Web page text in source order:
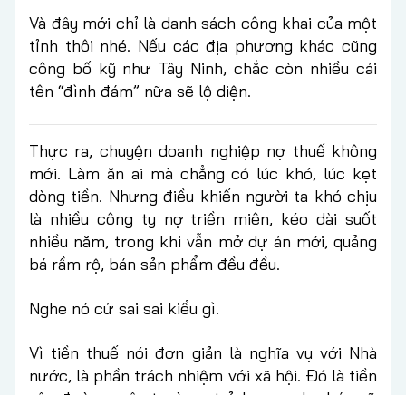
Và đây mới chỉ là danh sách công khai của một
tỉnh thôi nhé. Nếu các địa phương khác cũng
công bố kỹ như Tây Ninh, chắc còn nhiều cái
tên “đình đám” nữa sẽ lộ diện.
Thực ra, chuyện doanh nghiệp nợ thuế không
mới. Làm ăn ai mà chẳng có lúc khó, lúc kẹt
dòng tiền. Nhưng điều khiến người ta khó chịu
là nhiều công ty nợ triền miên, kéo dài suốt
nhiều năm, trong khi vẫn mở dự án mới, quảng
bá rầm rộ, bán sản phẩm đều đều.
Nghe nó cứ sai sai kiểu gì.
Vì tiền thuế nói đơn giản là nghĩa vụ với Nhà
nước, là phần trách nhiệm với xã hội. Đó là tiền